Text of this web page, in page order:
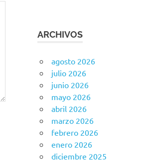
ARCHIVOS
agosto 2026
julio 2026
junio 2026
mayo 2026
abril 2026
marzo 2026
febrero 2026
enero 2026
diciembre 2025